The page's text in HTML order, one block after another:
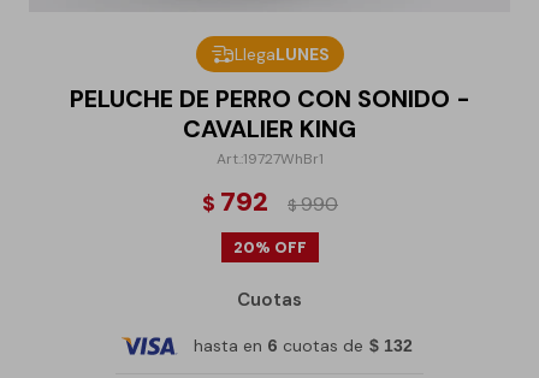
LlegaLUNES
PELUCHE DE PERRO CON SONIDO -
CAVALIER KING
19727WhBr1
$ 792 $990
20
Cuotas
hasta en 6 cuotas de $ 132